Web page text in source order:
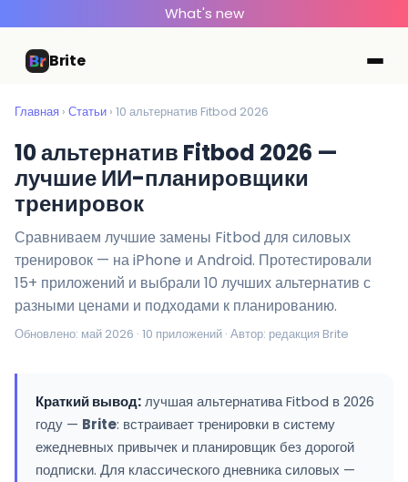
What's new
Brite
Главная › Статьи › 10 альтернатив Fitbod 2026
10 альтернатив Fitbod 2026 —
лучшие ИИ-планировщики
тренировок
Сравниваем лучшие замены Fitbod для силовых
тренировок — на iPhone и Android. Протестировали
15+ приложений и выбрали 10 лучших альтернатив с
разными ценами и подходами к планированию.
Обновлено: май 2026 · 10 приложений · Автор: редакция Brite
Краткий вывод:лучшая альтернатива Fitbod в 2026
году — Brite: встраивает тренировки в систему
ежедневных привычек и планировщик без дорогой
подписки. Для классического дневника силовых —